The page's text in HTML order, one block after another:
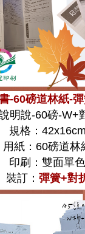
-60磅道林紙-
明說-60磅-W+
規格：42x16cm
用紙：60磅道林
印刷：雙面單色
訂： 彈簧+對